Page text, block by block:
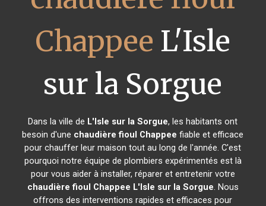
Chappee L'Isle
sur la Sorgue
Dans la ville de L'Isle sur la Sorgue, les habitants ont
besoin d'une chaudière fioul Chappee fiable et efficace
pour chauffer leur maison tout au long de l'année. C'est
pourquoi notre équipe de plombiers expérimentés est là
pour vous aider à installer, réparer et entretenir votre
chaudière fioul Chappee L'Isle sur la Sorgue. Nous
offrons des interventions rapides et efficaces pour